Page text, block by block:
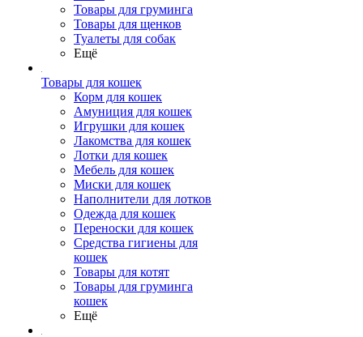
Товары для груминга
Товары для щенков
Туалеты для собак
Ещё
Товары для кошек
Корм для кошек
Амуниция для кошек
Игрушки для кошек
Лакомства для кошек
Лотки для кошек
Мебель для кошек
Миски для кошек
Наполнители для лотков
Одежда для кошек
Переноски для кошек
Средства гигиены для
кошек
Товары для котят
Товары для груминга
кошек
Ещё